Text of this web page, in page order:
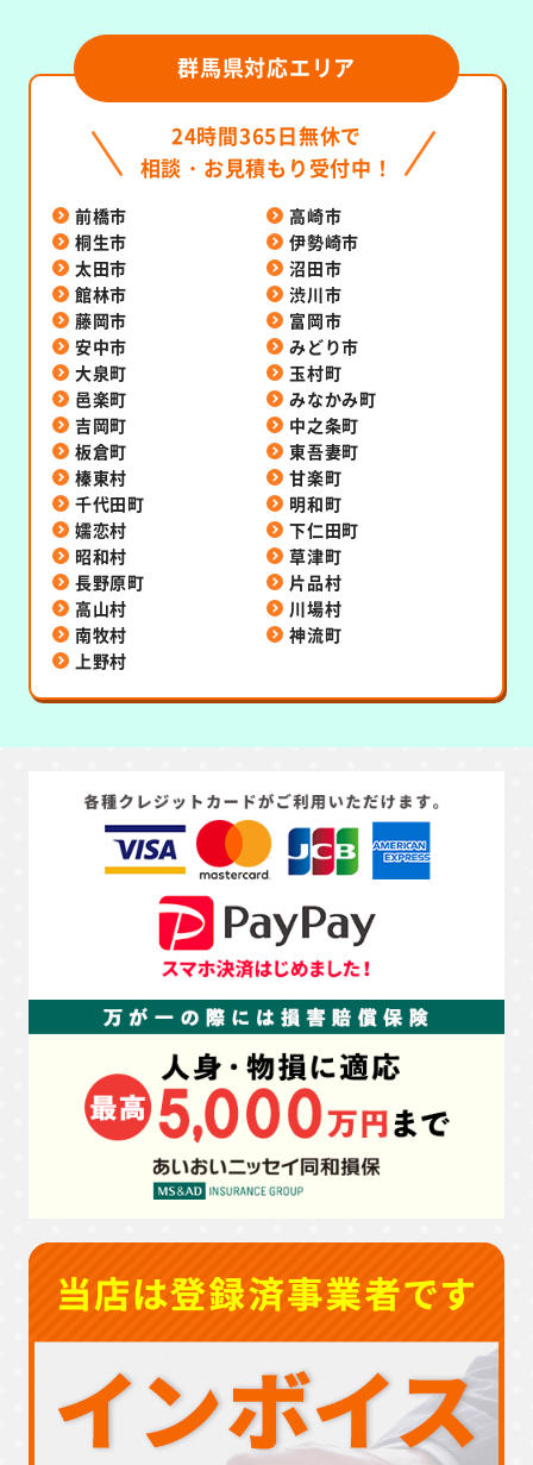
群馬県対応エリア
24時間365日無休で
相談・お見積もり受付中！
前橋市
高崎市
桐生市
伊勢崎市
太田市
沼田市
館林市
渋川市
藤岡市
富岡市
安中市
みどり市
大泉町
玉村町
邑楽町
みなかみ町
吉岡町
中之条町
板倉町
東吾妻町
榛東村
甘楽町
千代田町
明和町
嬬恋村
下仁田町
昭和村
草津町
長野原町
片品村
高山村
川場村
南牧村
神流町
上野村